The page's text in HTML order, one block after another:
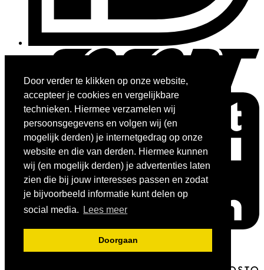
Door verder te klikken op onze website,
accepteer je cookies en vergelijkbare
technieken. Hiermee verzamelen wij
persoonsgegevens en volgen wij (en
mogelijk derden) je internetgedrag op onze
website en die van derden. Hiermee kunnen
wij (en mogelijk derden) je advertenties laten
zien die bij jouw interesses passen en zodat
je bijvoorbeeld informatie kunt delen op
social media.
Lees meer
Doorgaan